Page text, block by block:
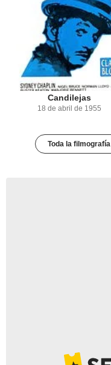
Candilejas
18 de abril de 1955
Toda la filmografía